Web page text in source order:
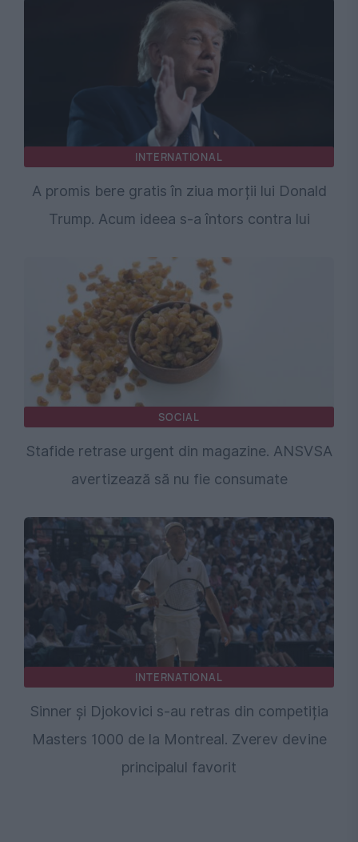
INTERNATIONAL
A promis bere gratis în ziua morții lui Donald
Trump. Acum ideea s-a întors contra lui
SOCIAL
Stafide retrase urgent din magazine. ANSVSA
avertizează să nu fie consumate
INTERNATIONAL
Sinner și Djokovici s-au retras din competiția
Masters 1000 de la Montreal. Zverev devine
principalul favorit